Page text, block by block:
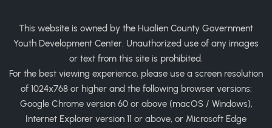
This website is owned by the Hualien County Government
Youth Development Center. Unauthorized use of any images
or text from this site is prohibited.
For the best viewing experience, please use a screen resolution
of 1024x768 or higher and the following browser versions:
Google Chrome version 60 or above (macOS / Windows),
Internet Explorer version 11 or above, or Microsoft Edge